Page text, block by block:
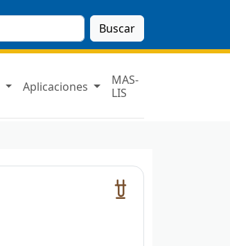
Buscar
Aplicaciones
MAS-
LIS